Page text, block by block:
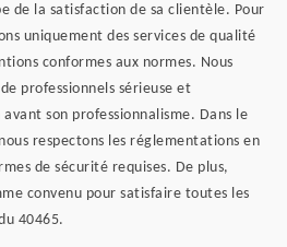
de la satisfaction de sa clientèle. Pour
uniquement des services de qualité
conformes aux normes. Nous
professionnels sérieuse et
son professionnalisme. Dans le
respectons les réglementations en
de sécurité requises. De plus,
convenu pour satisfaire toutes les
40465.